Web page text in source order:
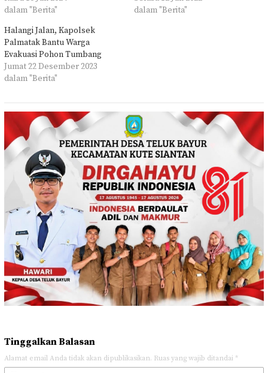
dalam "Berita"
dalam "Berita"
Halangi Jalan, Kapolsek
Palmatak Bantu Warga
Evakuasi Pohon Tumbang
Jumat 22 Desember 2023
dalam "Berita"
Tinggalkan Balasan
Alamat email Anda tidak akan dipublikasikan. Ruas yang wajib ditandai *